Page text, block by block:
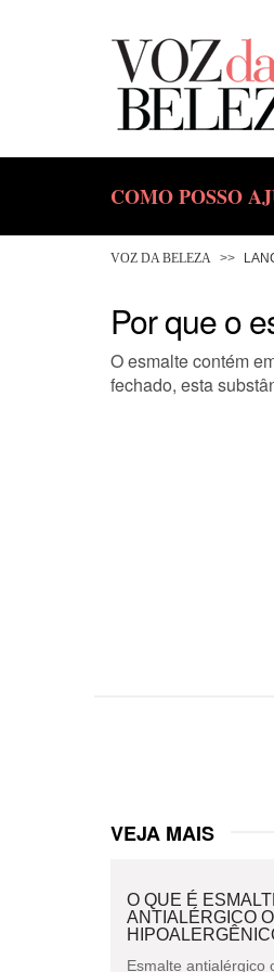
COMO POSSO
VOZ DA BELEZA
Por que o
O esmalte contém
fechado, esta
VEJA MAIS
O QUE É
ANTIALÉRGICO
Esmalte antialérgico